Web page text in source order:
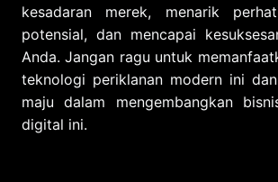
kesadaran merek, menarik
potensial, dan mencapai
Anda. Jangan ragu untuk
teknologi periklanan modern ini
maju dalam mengembangkan
digital ini.